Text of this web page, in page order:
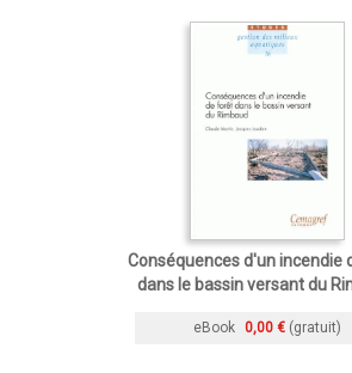
Conséquences d'un incendie
dans le bassin versant du
eBook 0,00 € (gratuit)